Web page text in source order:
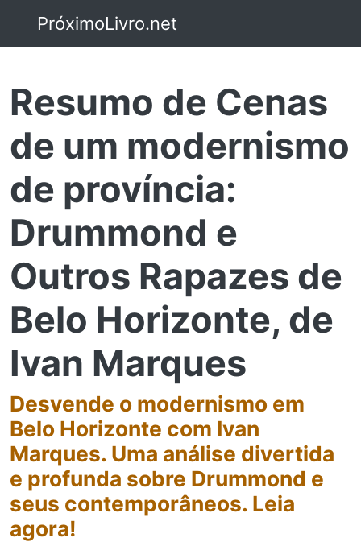
PróximoLivro.net
Resumo de Cenas
de um modernismo
de província:
Drummond e
Outros Rapazes de
Belo Horizonte, de
Ivan Marques
Desvende o modernismo em
Belo Horizonte com Ivan
Marques. Uma análise divertida
e profunda sobre Drummond e
seus contemporâneos. Leia
agora!